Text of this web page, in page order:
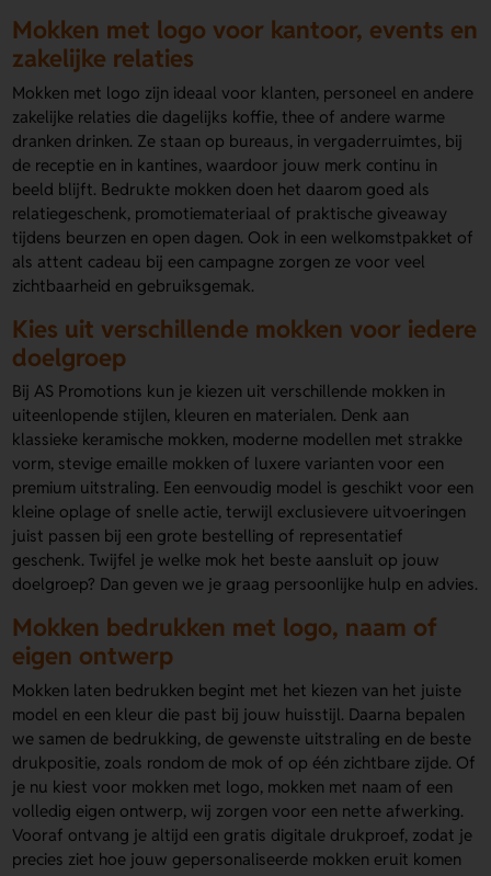
Mokken met logo voor kantoor, events en
zakelijke relaties
Mokken met logo zijn ideaal voor klanten, personeel en andere
zakelijke relaties die dagelijks koffie, thee of andere warme
dranken drinken. Ze staan op bureaus, in vergaderruimtes, bij
de receptie en in kantines, waardoor jouw merk continu in
beeld blijft. Bedrukte mokken doen het daarom goed als
relatiegeschenk, promotiemateriaal of praktische giveaway
tijdens beurzen en open dagen. Ook in een welkomstpakket of
als attent cadeau bij een campagne zorgen ze voor veel
zichtbaarheid en gebruiksgemak.
Kies uit verschillende mokken voor iedere
doelgroep
Bij AS Promotions kun je kiezen uit verschillende mokken in
uiteenlopende stijlen, kleuren en materialen. Denk aan
klassieke keramische mokken, moderne modellen met strakke
vorm, stevige emaille mokken of luxere varianten voor een
premium uitstraling. Een eenvoudig model is geschikt voor een
kleine oplage of snelle actie, terwijl exclusievere uitvoeringen
juist passen bij een grote bestelling of representatief
geschenk. Twijfel je welke mok het beste aansluit op jouw
doelgroep? Dan geven we je graag persoonlijke hulp en advies.
Mokken bedrukken met logo, naam of
eigen ontwerp
Mokken laten bedrukken begint met het kiezen van het juiste
model en een kleur die past bij jouw huisstijl. Daarna bepalen
we samen de bedrukking, de gewenste uitstraling en de beste
drukpositie, zoals rondom de mok of op één zichtbare zijde. Of
je nu kiest voor mokken met logo, mokken met naam of een
volledig eigen ontwerp, wij zorgen voor een nette afwerking.
Vooraf ontvang je altijd een gratis digitale drukproef, zodat je
precies ziet hoe jouw gepersonaliseerde mokken eruit komen